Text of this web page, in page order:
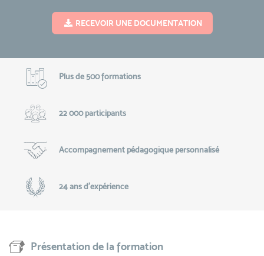
RECEVOIR UNE DOCUMENTATION
Plus de 500 formations
22 000 participants
Accompagnement pédagogique personnalisé
24 ans d'expérience
Présentation de la formation